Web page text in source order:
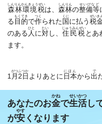
森林環境税
しんりんかんきょうぜい
は、 森林
しんりん
の整備等
せいびなど
る 目的
もくてき
で作
つく
られた 国
くに
に払う 税
ぜいきん
のある 人
ひと
に対
たい
し、 住民税
じゅうみんぜい
とあ
ます。
1月
がつ
2日
ふつか
よりあとに 日本
にほん
から 出
で
あなたのお金
かね
で生活
せいかつ
し
が安
やす
くなります